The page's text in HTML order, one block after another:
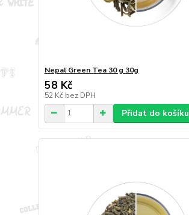
Nepal Green Tea 30 g 30g
58 Kč
52 Kč bez DPH
Přidat do košíku